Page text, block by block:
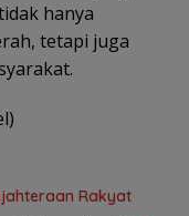
hanya
tetapi juga
Rakyat